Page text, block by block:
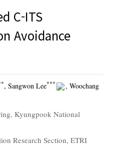
C-ITS
Avoidance
, Sangwon Lee***
, Woochang
Kyungpook National
Research Section, ETRI